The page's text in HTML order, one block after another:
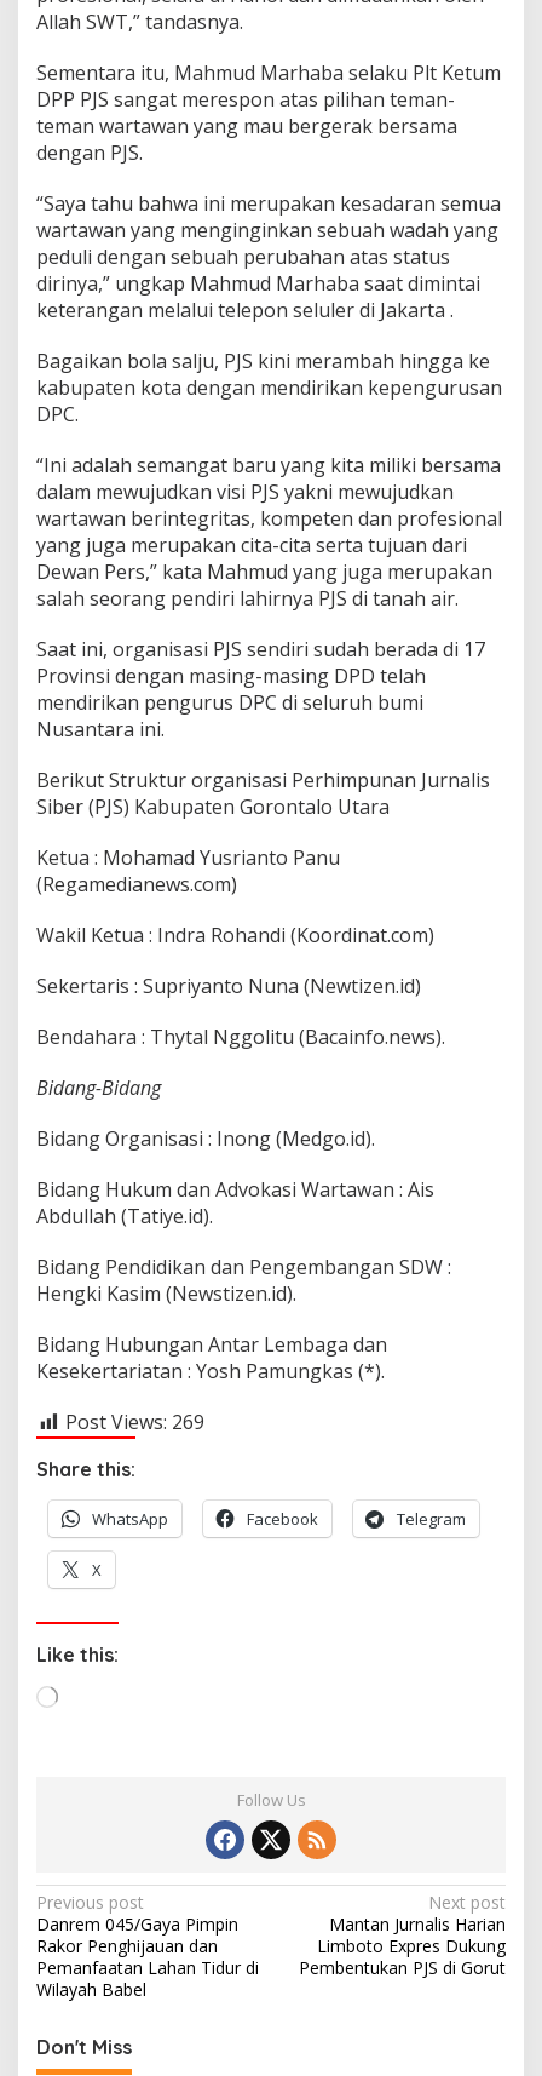
Allah SWT,” tandasnya.
Sementara itu, Mahmud Marhaba selaku Plt Ketum
DPP PJS sangat merespon atas pilihan teman-
teman wartawan yang mau bergerak bersama
dengan PJS.
“Saya tahu bahwa ini merupakan kesadaran semua
wartawan yang menginginkan sebuah wadah yang
peduli dengan sebuah perubahan atas status
dirinya,” ungkap Mahmud Marhaba saat dimintai
keterangan melalui telepon seluler di Jakarta .
Bagaikan bola salju, PJS kini merambah hingga ke
kabupaten kota dengan mendirikan kepengurusan
DPC.
“Ini adalah semangat baru yang kita miliki bersama
dalam mewujudkan visi PJS yakni mewujudkan
wartawan berintegritas, kompeten dan profesional
yang juga merupakan cita-cita serta tujuan dari
Dewan Pers,” kata Mahmud yang juga merupakan
salah seorang pendiri lahirnya PJS di tanah air.
Saat ini, organisasi PJS sendiri sudah berada di 17
Provinsi dengan masing-masing DPD telah
mendirikan pengurus DPC di seluruh bumi
Nusantara ini.
Berikut Struktur organisasi Perhimpunan Jurnalis
Siber (PJS) Kabupaten Gorontalo Utara
Ketua : Mohamad Yusrianto Panu
(Regamedianews.com)
Wakil Ketua : Indra Rohandi (Koordinat.com)
Sekertaris : Supriyanto Nuna (Newtizen.id)
Bendahara : Thytal Nggolitu (Bacainfo.news).
Bidang-Bidang
Bidang Organisasi : Inong (Medgo.id).
Bidang Hukum dan Advokasi Wartawan : Ais
Abdullah (Tatiye.id).
Bidang Pendidikan dan Pengembangan SDW :
Hengki Kasim (Newstizen.id).
Bidang Hubungan Antar Lembaga dan
Kesekertariatan : Yosh Pamungkas (*).
Post Views: 269
Share this:
WhatsApp Facebook Telegram
X
Like this:
…
Follow Us
P
o
s
t
n
Previous post
Danrem 045/Gaya Pimpin
Rakor Penghijauan dan
Pemanfaatan Lahan Tidur di
Wilayah Babel
Next post
Mantan Jurnalis Harian
Limboto Expres Dukung
Pembentukan PJS di Gorut
Don't Miss